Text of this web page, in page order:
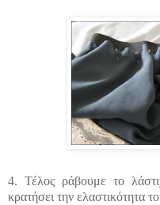
4. Τέλος ράβουμε το
κρατήσει την ελαστικότητα